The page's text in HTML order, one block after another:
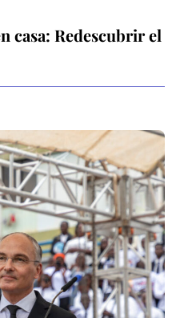
casa: Redescubrir el